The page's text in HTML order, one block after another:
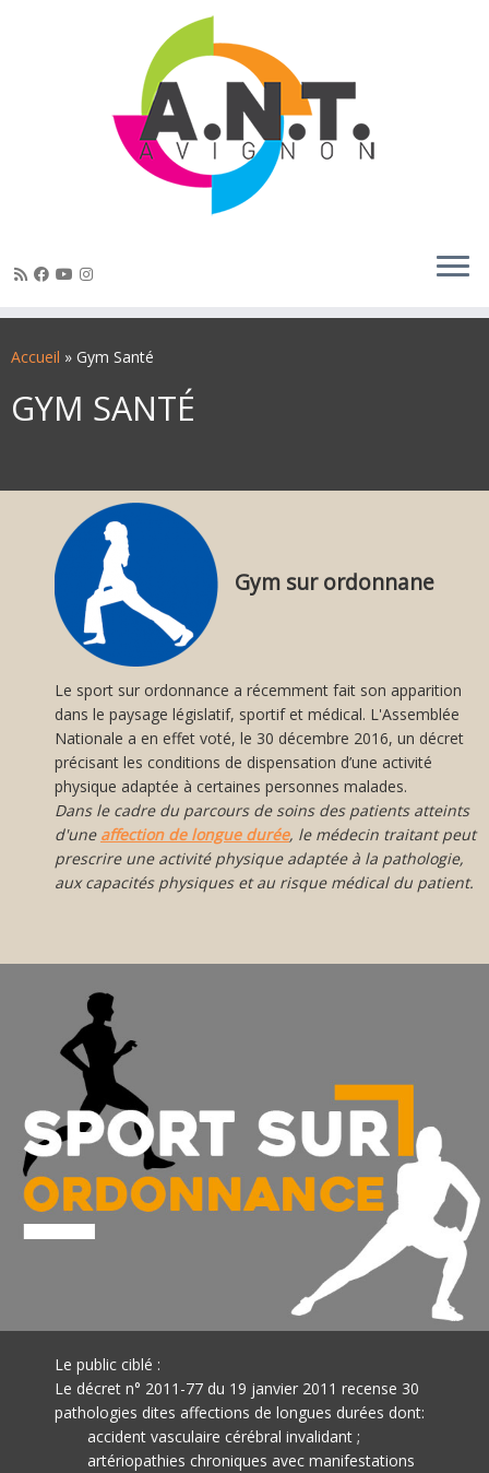
auAccueil » Gym Santé
GYM SANTÉ
Gym sur ordonnane
Le sport sur ordonnance a récemment fait son apparition
dans le paysage législatif, sportif et médical. L'Assemblée
Nationale a en effet voté, le 30 décembre 2016, un décret
précisant les conditions de dispensation d’une activité
physique adaptée à certaines personnes malades.
Dans le cadre du parcours de soins des patients atteints
d'une affection de longue durée, le médecin traitant peut
prescrire une activité physique adaptée à la pathologie,
aux capacités physiques et au risque médical du patient.
Le public ciblé :
Le décret n° 2011-77 du 19 janvier 2011 recense 30
pathologies dites affections de longues durées dont:
accident vasculaire cérébral invalidant ;
artériopathies chroniques avec manifestations